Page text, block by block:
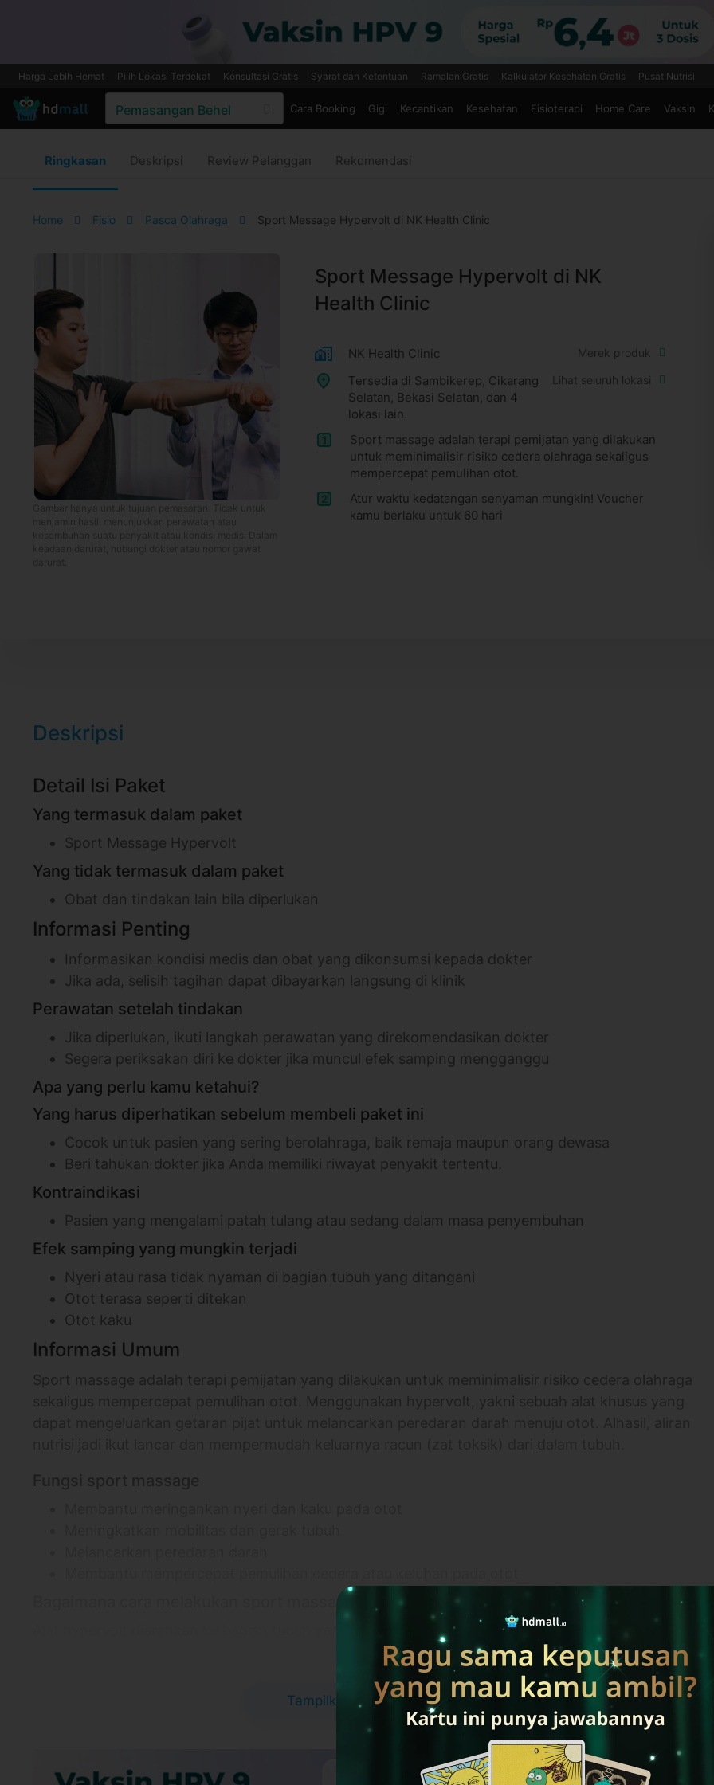
Harga Lebih Hemat Pilih Lokasi Terdekat Konsultasi Gratis Syarat dan Ketentuan Ramalan Gratis Kalkulator Kesehatan Gratis Pusat Nutrisi
Cara Booking Gigi Kecantikan Kesehatan Fisioterapi Home Care Vaksin
Ringkasan Deskripsi Review Pelanggan Rekomendasi
Home Fisio Pasca Olahraga Sport Message Hypervolt di NK Health Clinic
Sport Message Hypervolt di NK
Health Clinic
NK Health Clinic Merek produk
Tersedia di Sambikerep, Cikarang
Selatan, Bekasi Selatan, dan 4
lokasi lain.
Lihat seluruh lokasi
1
Sport massage adalah terapi pemijatan yang dilakukan
untuk meminimalisir risiko cedera olahraga sekaligus
mempercepat pemulihan otot.
2
Atur waktu kedatangan senyaman mungkin! Voucher
kamu berlaku untuk 60 hari
Deskripsi
Detail Isi Paket
Yang termasuk dalam paket
Sport Message Hypervolt
Yang tidak termasuk dalam paket
Obat dan tindakan lain bila diperlukan
Informasi Penting
Informasikan kondisi medis dan obat yang dikonsumsi kepada dokter
Jika ada, selisih tagihan dapat dibayarkan langsung di klinik
Perawatan setelah tindakan
Jika diperlukan, ikuti langkah perawatan yang direkomendasikan dokter
Segera periksakan diri ke dokter jika muncul efek samping mengganggu
Apa yang perlu kamu ketahui?
Yang harus diperhatikan sebelum membeli paket ini
Cocok untuk pasien yang sering berolahraga, baik remaja maupun orang dewasa
Beri tahukan dokter jika Anda memiliki riwayat penyakit tertentu.
Kontraindikasi
Pasien yang mengalami patah tulang atau sedang dalam masa penyembuhan
Efek samping yang mungkin terjadi
Nyeri atau rasa tidak nyaman di bagian tubuh yang ditangani
Otot terasa seperti ditekan
Otot kaku
Informasi Umum
Sport massage adalah terapi pemijatan yang dilakukan untuk meminimalisir risiko cedera olahraga
Bagaimana cara melakukan sport massage?
Blok LC 7 No 42, Jl. Boulevard Bar. Raya, Klp. Gading Bar., Kec. Klp. Gading, Jkt Utara,
Link Google Map: https://maps.app.goo.gl/M5m5SJSqATUg9CSm6
Tampilkan lebih banyak